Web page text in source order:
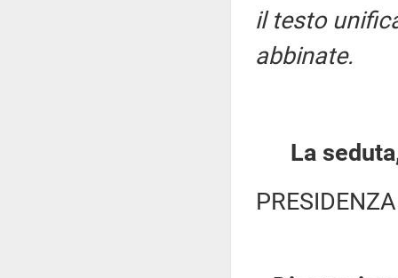
il testo
abbinate.
La